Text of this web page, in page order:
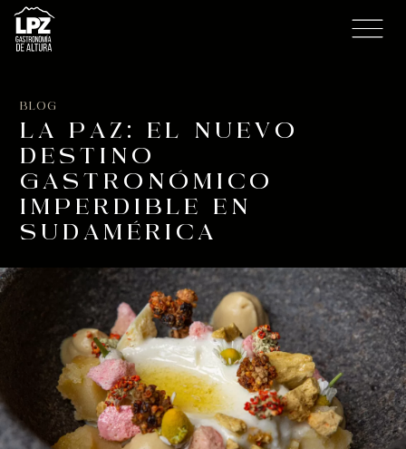
BLOG
LA PAZ: EL NUEVO
DESTINO
GASTRONÓMICO
IMPERDIBLE EN
SUDAMÉRICA